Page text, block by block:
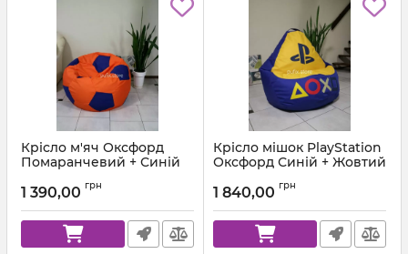
Крісло м'яч Оксфорд
Помаранчевий + Синій
1 390,00 грн
Крісло мішок PlayStation
Оксфорд Синій + Жовтий
1 840,00 грн